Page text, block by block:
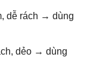
dễ rách → dùng
dẻo → dùng